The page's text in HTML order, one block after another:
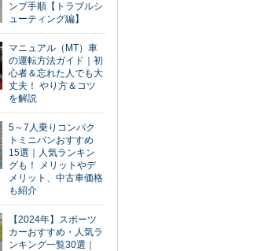
ンプ手順【トラブルシ
ューティング編】
マニュアル（MT）車
の運転方法ガイド｜初
心者＆忘れた人でも大
丈夫！ やり方＆コツ
を解説
5～7人乗りコンパク
トミニバンおすすめ
15選｜人気ランキン
グも！ メリットやデ
メリット、中古車価格
も紹介
【2024年】スポーツ
カーおすすめ・人気ラ
ンキング一覧30選｜